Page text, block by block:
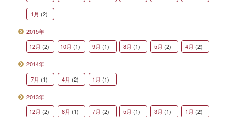
1月 (2)
2015年
12月 (2) 10月 (1) 9月 (1) 8月 (1) 5月 (2) 4月 (2)
2014年
7月 (1) 4月 (2) 1月 (1)
2013年
12月 (2) 8月 (1) 7月 (2) 5月 (1) 3月 (1) 1月 (2)